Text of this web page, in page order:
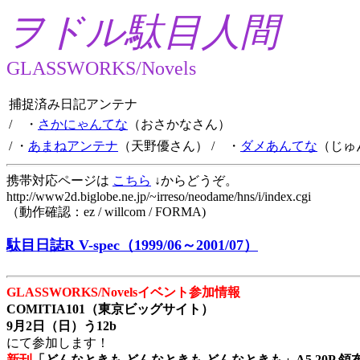
ヲドル駄目人間
GLASSWORKS/Novels
捕捉済み日記アンテナ
/ ・ さかにゃんてな （おさかなさん）
/ ・ あまねアンテナ （天野優さん） / ・ ダメあんてな （じ
携帯対応ページは こちら ↓からどうぞ。
http://www2d.biglobe.ne.jp/~irreso/neodame/hns/i/index.cgi
（動作確認：ez / willcom / FORMA)
駄目日誌R V-spec（1999/06～2001/07）
GLASSWORKS/Novelsイベント参加情報
COMITIA101（東京ビッグサイト）
9月2日（日）う12b
にて参加します！